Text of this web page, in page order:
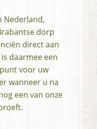
Nederland,
dorp
direct aan
daarmee een
voor uw
wanneer u na
een van onze